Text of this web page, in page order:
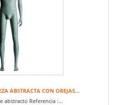
ABSTRACTA CON OREJAS...
abstracto Referencia :...